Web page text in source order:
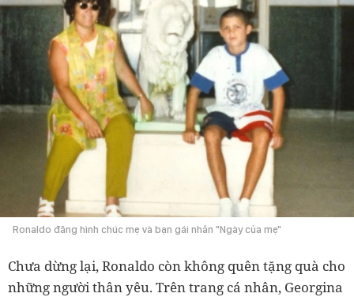
Ronaldo đăng hình chúc mẹ và bạn gái nhân "Ngày của mẹ"
Chưa dừng lại, Ronaldo còn không quên tặng quà cho
những người thân yêu. Trên trang cá nhân, Georgina